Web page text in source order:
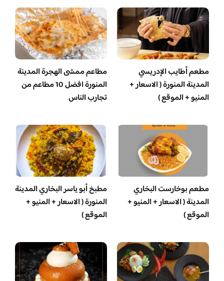
مطعم أطايب الإدريسي
المدينة المنورة ( الاسعار +
المنيو + الموقع )
مطاعم ممشى الهجرة المدينة
المنورة افضل 10 مطاعم من
تجارب الناس
مطعم بوخارست البخاري
المدينة ( الاسعار + المنيو +
الموقع )
مطبخ أبو ياسر البخاري المدينة
المنورة ( الاسعار + المنيو +
الموقع )